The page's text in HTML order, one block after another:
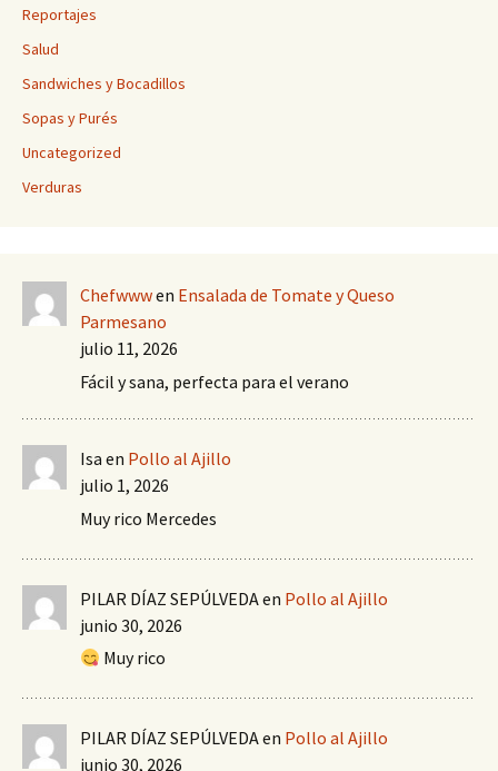
Reportajes
Salud
Sandwiches y Bocadillos
Sopas y Purés
Uncategorized
Verduras
Chefwwwen Ensalada de Tomate y Queso
Parmesano
julio 11, 2026
Fácil y sana, perfecta para el verano
Isa en Pollo al Ajillo
julio 1, 2026
Muy rico Mercedes
PILAR DÍAZ SEPÚLVEDAen Pollo al Ajillo
junio 30, 2026
Muy rico
PILAR DÍAZ SEPÚLVEDAen Pollo al Ajillo
junio 30, 2026